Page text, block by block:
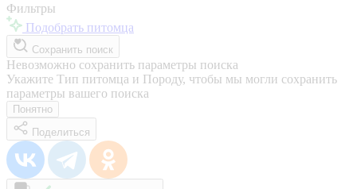
Фильтры
Подобрать питомца
Сохранить поиск
Невозможно сохранить параметры поиска
Укажите Тип питомца и Породу, чтобы мы могли сохранить
параметры вашего поиска
Понятно
Поделиться